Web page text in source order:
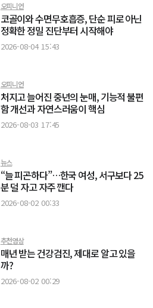
오피니언
코골이와 수면무호흡증, 단순 피로 아닌
정확한 정밀 진단부터 시작해야
2026-08-04 15:43
오피니언
처지고 늘어진 중년의 눈매, 기능적 불편
함 개선과 자연스러움이 핵심
2026-08-03 17:45
뉴스
“늘 피곤하다”…한국 여성, 서구보다 25
분 덜 자고 자주 깬다
2026-08-02 00:33
추천영상
매년 받는 건강검진, 제대로 알고 있을
까?
2026-08-02 00:29